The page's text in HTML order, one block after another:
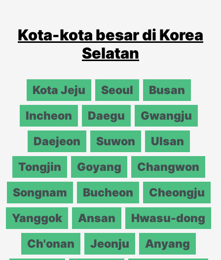
Kota-kota besar di Korea
Selatan
Kota Jeju Seoul
Busan
Incheon
Daegu
Gwangju
Daejeon
Suwon
Ulsan
Tongjin
Goyang
Changwon
Songnam
Bucheon
Cheongju
Yanggok
Ansan
Hwasu-dong
Ch'onan
Jeonju
Anyang